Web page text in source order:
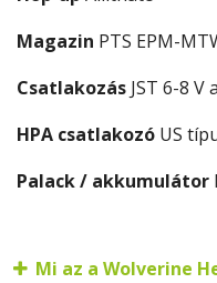
Magazin PTS EPM-
Csatlakozás JST 6-8
HPA csatlakozó US
Palack / akkumulátor
Mi az a Wolverine